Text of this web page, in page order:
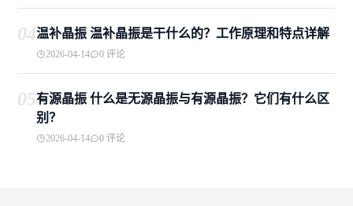
04温补晶振 温补晶振是干什么的？工作原理和特点详解
2026-04-14 0 评论
05有源晶振 什么是无源晶振与有源晶振？它们有什么区
别？
2026-04-14 0 评论